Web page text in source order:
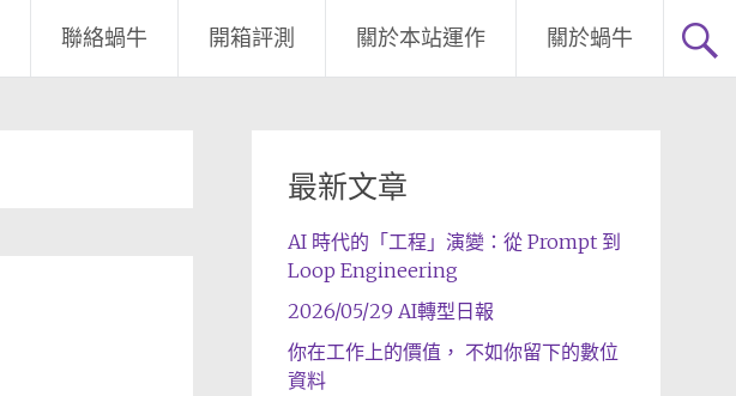
聯絡蝸牛 開箱評測 關於本站運作 關於蝸牛
最新文章
AI 時代的「工程」演變：從 Prompt 到
Loop Engineering
2026/05/29 AI轉型日報
你在工作上的價值， 不如你留下的數位
資料